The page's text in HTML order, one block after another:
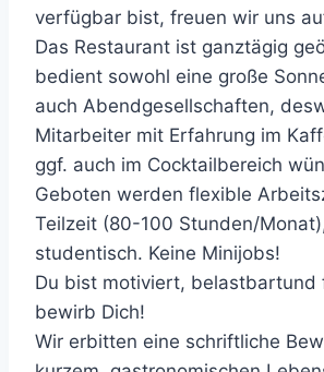
verfügbar bist, freuen wir uns
Das Restaurant ist ganztägig
bedient sowohl eine große
auch Abendgesellschaften,
Mitarbeiter mit Erfahrung im
ggf. auch im Cocktailbereich
Geboten werden flexible
Teilzeit (80-100 Stunden/
studentisch. Keine Minijobs!
Du bist motiviert, belastbartund
bewirb Dich!
Wir erbitten eine schriftliche